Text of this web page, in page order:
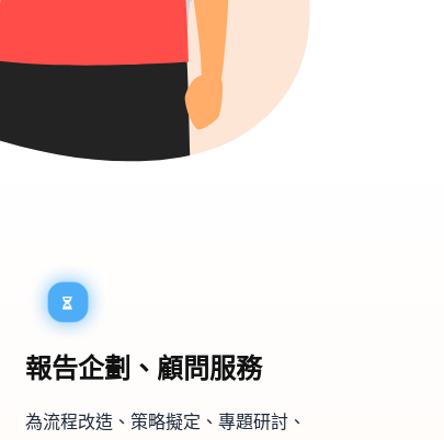
報告企劃、顧問服務
為流程改造、策略擬定、專題研討、